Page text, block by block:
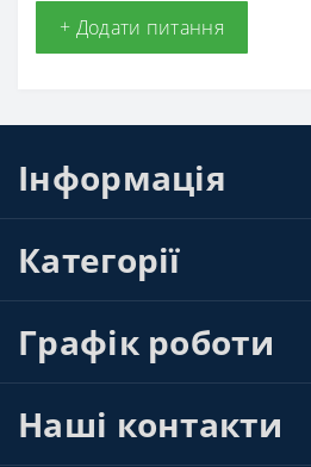
+ Додати питання
Інформація
Категорії
Графік роботи
Наші контакти